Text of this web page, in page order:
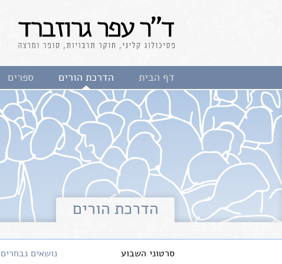
ד"ר עפר גרוזברדפסיכולוג קליני, חוקר
תרבויות, סופר ומרצה
דף הבית הדרכת הורים ספרים
הדרכת הורים
סרטוני השבוע נושאים נבחרים